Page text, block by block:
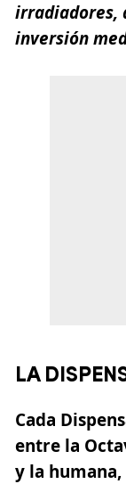
irradiadores,
inversión
LA
Cada
entre la
y la